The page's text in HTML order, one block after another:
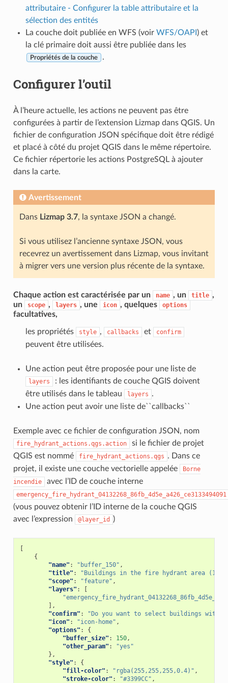
attributaire - Configurer la table attributaire et la
sélection des entités
La couche doit publiée en WFS (voir WFS/OAPI ) et
la clé primaire doit aussi être publiée dans les
Propriétés de la couche .
Configurer l’outil
À l’heure actuelle, les actions ne peuvent pas être
configurées à partir de l’extension Lizmap dans QGIS. Un
fichier de configuration JSON spécifique doit être rédigé
et placé à côté du projet QGIS dans le même répertoire.
Ce fichier répertorie les actions PostgreSQL à ajouter
dans la carte.
Avertissement
Dans Lizmap 3.7, la syntaxe JSON a changé.
Si vous utilisez l’ancienne syntaxe JSON, vous
recevrez un avertissement dans Lizmap, vous invitant
à migrer vers une version plus récente de la syntaxe.
Chaque action est caractérisée par un name , un title ,
un
scope , layers , une icon , quelques options
facultatives,
les propriétés style , callbacks et confirm
peuvent être utilisées.
Une action peut être proposée pour une liste de
layers
: les identifiants de couche QGIS doivent
être utilisés dans le tableau
layers .
Une action peut avoir une liste de``callbacks``
Exemple avec ce fichier de configuration JSON, nom
fire_hydrant_actions.qgs.action
si le fichier de projet
QGIS est nommé
fire_hydrant_actions.qgs . Dans ce
projet, il existe une couche vectorielle appelée
Borne
incendie
avec l’ID de couche interne
emergency_fire_hydrant_04132268_86fb_4d5e_a426_ce3133494091
(vous pouvez obtenir l’ID interne de la couche QGIS
avec l’expression
@layer_id )
{
"name" : "buffer_150" ,
"title" :
"Buildings in the fire hydrant area
"scope" : "feature" ,
"layers" :
],
"confirm" :
"Do you want to select buildings
"icon" : "icon-home" ,
"options" :
{
"buffer_size" : 150,
"other_param" :
"yes"
},
"style" :
{
"fill-color" : "rgba(255,255,255,0.4)" ,
"stroke-color" : "#3399CC" ,